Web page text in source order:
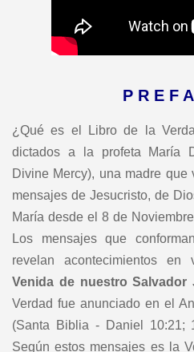
P R E F
¿Qué es el Libro de la
dictados a la profeta María
Divine Mercy), una madre
mensajes de Jesucristo, de
María desde el 8 de
Los mensajes que
revelan acontecimientos
Venida de nuestro Salvador
Verdad fue anunciado en el
(Santa Biblia - Daniel 10:21;
Según estos mensajes es la